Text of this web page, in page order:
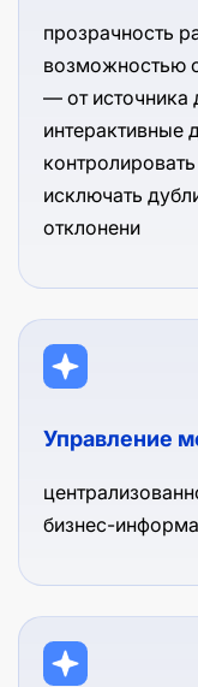
прозрачность
возможностью
— от источника
исключать
отклонени
Управление
бизнес-